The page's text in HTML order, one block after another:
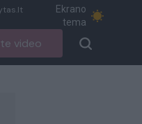
Ekrano
tema
video